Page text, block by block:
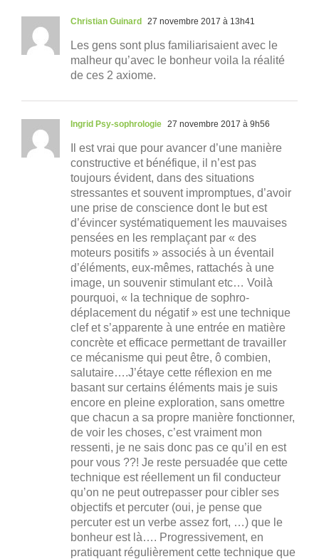
Christian Guinard 27 novembre 2017 à 13h41
Les gens sont plus familiarisaient avec le
malheur qu’avec le bonheur voila la réalité
de ces 2 axiome.
Ingrid Psy-sophrologie 27 novembre 2017 à 9h56
Il est vrai que pour avancer d’une manière
constructive et bénéfique, il n’est pas
toujours évident, dans des situations
stressantes et souvent impromptues, d’avoir
une prise de conscience dont le but est
d’évincer systématiquement les mauvaises
pensées en les remplaçant par « des
moteurs positifs » associés à un éventail
d’éléments, eux-mêmes, rattachés à une
image, un souvenir stimulant etc… Voilà
pourquoi, « la technique de sophro-
déplacement du négatif » est une technique
clef et s’apparente à une entrée en matière
concrète et efficace permettant de travailler
ce mécanisme qui peut être, ô combien,
salutaire….J’étaye cette réflexion en me
basant sur certains éléments mais je suis
encore en pleine exploration, sans omettre
que chacun a sa propre manière fonctionner,
de voir les choses, c’est vraiment mon
ressenti, je ne sais donc pas ce qu’il en est
pour vous ??! Je reste persuadée que cette
technique est réellement un fil conducteur
qu’on ne peut outrepasser pour cibler ses
objectifs et percuter (oui, je pense que
percuter est un verbe assez fort, …) que le
bonheur est là…. Progressivement, en
pratiquant régulièrement cette technique que